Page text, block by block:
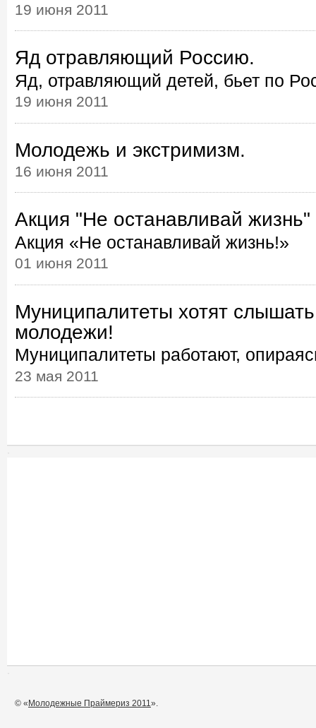
19 июня 2011
Яд отравляющий Россию.
Яд, отравляющий детей, бьет по
19 июня 2011
Молодежь и экстримизм.
16 июня 2011
Акция "Не останавливай жизнь"
Акция «Не останавливай жизнь!»
01 июня 2011
Муниципалитеты хотят
молодежи!
Муниципалитеты работают,
23 мая 2011
© « Молодежные Праймериз 2011».